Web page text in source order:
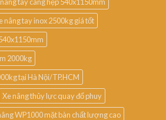
nâng tay inox 2500kg giá tốt
2000kg
tại Hà Nội/TP.HCM
Xe nâng thủy lực quay đổ phuy
WP1000 mặt bàn chất lượng cao